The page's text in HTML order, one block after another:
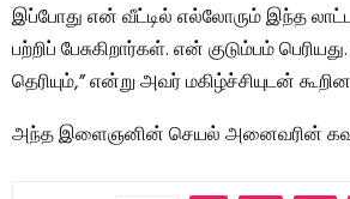
இப்போது என் வீட்டில் எல்லோரும் இந்த
பற்றிப் பேசுகிறார்கள். என் குடும்பம்
தெரியும்,” என்று அவர் மகிழ்ச்சியுடன்
அந்த இளைஞனின் செயல் அனைவரின்